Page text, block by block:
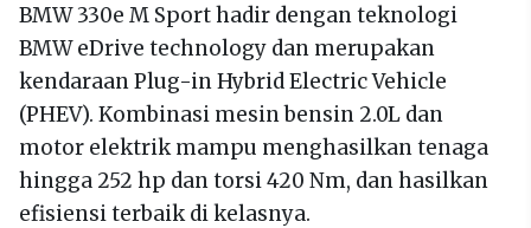
BMW 330e M Sport hadir dengan teknologi
BMW eDrive technology dan merupakan
kendaraan Plug-in Hybrid Electric Vehicle
(PHEV). Kombinasi mesin bensin 2.0L dan
motor elektrik mampu menghasilkan tenaga
hingga 252 hp dan torsi 420 Nm, dan hasilkan
efisiensi terbaik di kelasnya.